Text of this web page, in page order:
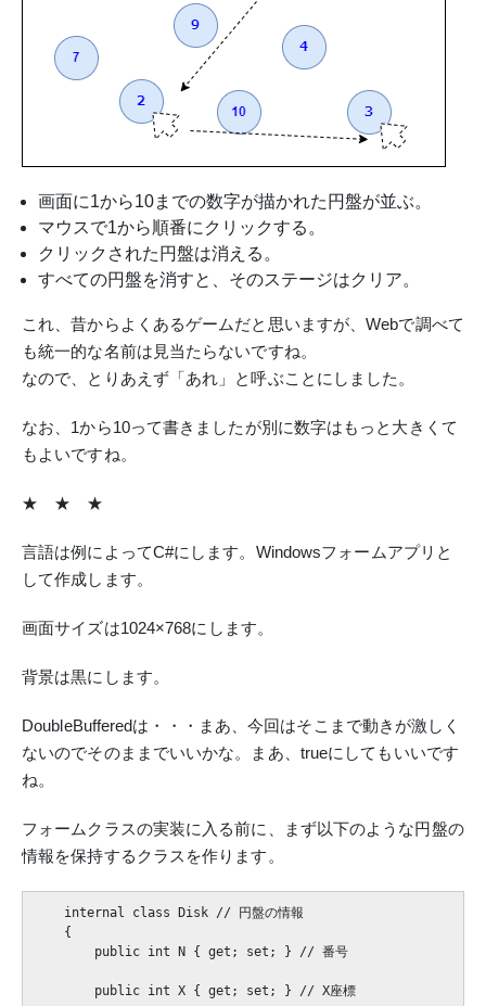
画面に1から10までの数字が描かれた円盤が並ぶ。
マウスで1から順番にクリックする。
クリックされた円盤は消える。
すべての円盤を消すと、そのステージはクリア。
これ、昔からよくあるゲームだと思いますが、Webで調べて
も統一的な名前は見当たらないですね。
なので、とりあえず「あれ」と呼ぶことにしました。
なお、1から10って書きましたが別に数字はもっと大きくて
もよいですね。
★ ★ ★
言語は例によってC#にします。Windowsフォームアプリと
して作成します。
画面サイズは1024×768にします。
背景は黒にします。
DoubleBufferedは・・・まあ、今回はそこまで動きが激しく
ないのでそのままでいいかな。まあ、trueにしてもいいです
ね。
フォームクラスの実装に入る前に、まず以下のような円盤の
情報を保持するクラスを作ります。
    internal class Disk // 円盤の情報
    {
        public int N { get; set; } // 番号
        public int X { get; set; } // X座標